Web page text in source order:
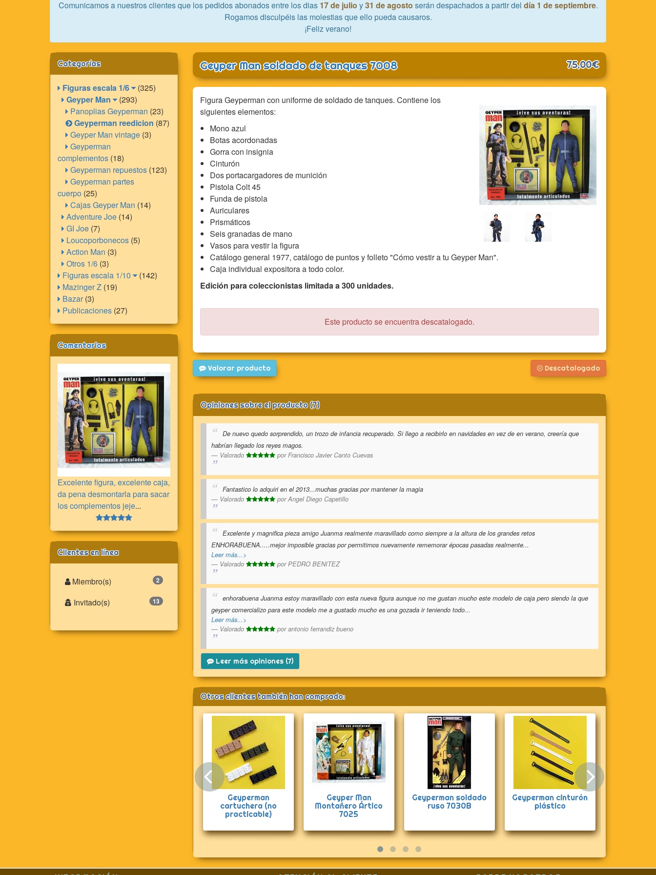
Comunicamos a nuestros clientes que los pedidos abonados entre los dias 17 de julio y31 de agosto serán despachados a partir del día 1 de septiembre.
Rogamos disculpéis las molestias que ello pueda causaros.
¡Feliz verano!
Geyper Man soldado de tanques 7008 75,00€
Figura Geyperman con uniforme de soldado de tanques. Contiene los
siguientes elementos:
Mono azul
Botas acordonadas
Gorra con insignia
Cinturón
Dos portacargadores de munición
Pistola Colt 45
Funda de pistola
Auriculares
Prismáticos
Seis granadas de mano
Vasos para vestir la figura
Catálogo general 1977, catálogo de puntos y folleto "Cómo vestir a tu Geyper Man".
Caja individual expositora a todo color.
Edición para coleccionistas limitada a 300 unidades.
Este producto se encuentra descatalogado.
Valorar producto Descatalogado
Opiniones sobre el producto (7)
De nuevo quedo sorprendido, un trozo de infancia recuperado. Si llego a recibirlo en navidades en vez de en verano, creería que
habrían llegado los reyes magos.
Valorado
porFrancisco Javier Canto Cuevas
Fantastico lo adquiri en el 2013...muchas gracias por mantener la magia
Valorado
porAngel Diego Capetillo
Excelente y magnifica pieza amigo Juanma realmente maravillado como siempre a la altura de los grandes retos
ENHORABUENA.....mejor imposible gracias por permitirnos nuevamente rememorar épocas pasadas realmente...
Leer más...>
Valorado
porPEDRO BENITEZ
enhorabuena Juanma estoy maravillado con esta nueva figura aunque no me gustan mucho este modelo de caja pero siendo la que
geyper comercializo para este modelo me a gustado mucho es una gozada ir teniendo todo...
Leer más...>
Valorado
porantonio ferrandiz bueno
Leer más opiniones (7)
Otros clientes también han comprado:
Geyperman soldado
ruso 7030B
Geyperman cinturón
plástico
Geyper Man Papá
Noel 7210
Geyperman Misión
imposible 7004
Anterior
Categorías
Figuras escala 1/6
(325)
Geyper Man
(293)
Panoplias Geyperman (23)
Geyperman reedicion (87)
Geyper Man vintage (3)
Geyperman
complementos (18)
Geyperman repuestos (123)
Geyperman partes
cuerpo (25)
Cajas Geyper Man (14)
Adventure Joe (14)
GI Joe (7)
Loucoporbonecos (5)
Action Man (3)
Otros 1/6 (3)
Figuras escala 1/10
(142)
Mazinger Z (19)
Bazar(3)
Publicaciones (27)
Comentarios
Excelente figura, excelente caja,
da pena desmontarla para sacar
los complementos jeje...
Clientes en línea
2
Miembro(s)
13
Invitado(s)